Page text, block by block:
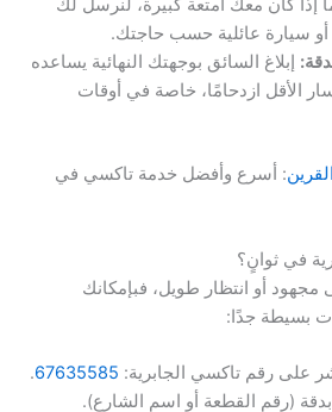
إذا كان معك أمتعة كبيرة، لنرسل لك
سيارة عائلية حسب حاجتك.
إبلاغ السائق بوجهتك النهائية يساعده
الأقل ازدحامًا، خاصة في أوقات
: أسرع وأفضل خدمة تاكسي في
في ثوانٍ؟
مجهود أو انتظار طويل، فبإمكانك
بسيطة جدًا:
على رقم تاكسي الجابرية: 67635585
.
(رقم القطعة أو اسم الشارع).